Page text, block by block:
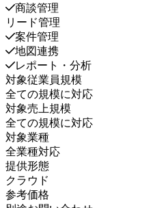
商談管理
リード管理
案件管理
地図連携
レポート・分析
対象従業員規模
全ての規模に対応
対象売上規模
全ての規模に対応
対象業種
全業種対応
提供形態
クラウド
参考価格